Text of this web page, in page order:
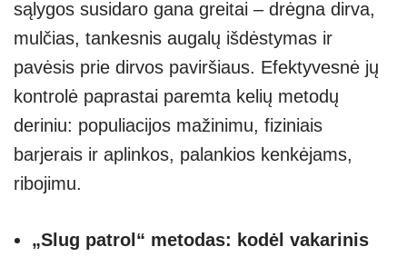
sąlygos susidaro gana greitai – drėgna dirva,
mulčias, tankesnis augalų išdėstymas ir
pavėsis prie dirvos paviršiaus. Efektyvesnė jų
kontrolė paprastai paremta kelių metodų
deriniu: populiacijos mažinimu, fiziniais
barjerais ir aplinkos, palankios kenkėjams,
ribojimu.
„Slug patrol“ metodas: kodėl vakarinis